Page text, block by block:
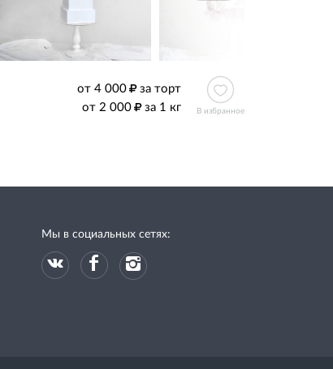
от 4 000
за торт
от 2 000
за 1 кг В избранное
Мы в социальных сетях: